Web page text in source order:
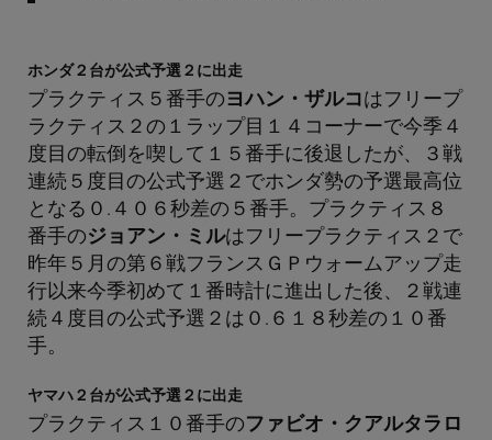
ホンダ２台が公式予選２に出走
プラクティス５番手のヨハン・ザルコ はフリープ
ラクティス２の１ラップ目１４コーナーで今季４
度目の転倒を喫して１５番手に後退したが、３戦
連続５度目の公式予選２でホンダ勢の予選最高位
となる０.４０６秒差の５番手。プラクティス８
番手のジョアン・ミルはフリープラクティス２で
昨年５月の第６戦フランスＧＰウォームアップ走
行以来今季初めて１番時計に進出した後、２戦連
続４度目の公式予選２は０.６１８秒差の１０番
手。
ヤマハ２台が公式予選２に出走
プラクティス１０番手のファビオ・クアルタラロ